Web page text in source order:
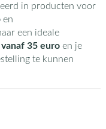
in producten voor
en
een ideale
35 euroen je
te kunnen